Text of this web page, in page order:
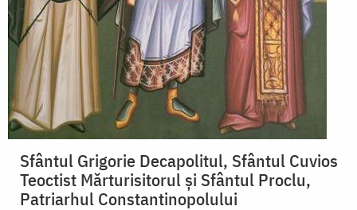
Sfântul Grigorie Decapolitul, Sfântul Cuvios
Teoctist Mărturisitorul și Sfântul Proclu,
Patriarhul Constantinopolului